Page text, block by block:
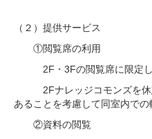
（２）提供サービス
①閲覧席の利用
2F・3Fの閲覧席に限定し
2Fナレッジコモンズを休
あることを考慮して同室内での
②資料の閲覧